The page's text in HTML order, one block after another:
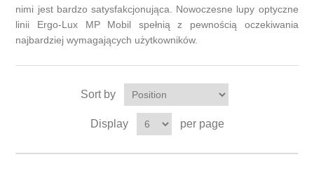
nimi jest bardzo satysfakcjonująca. Nowoczesne lupy optyczne
linii Ergo-Lux MP Mobil spełnią z pewnością oczekiwania
najbardziej wymagających użytkowników.
Sort by
Display per page